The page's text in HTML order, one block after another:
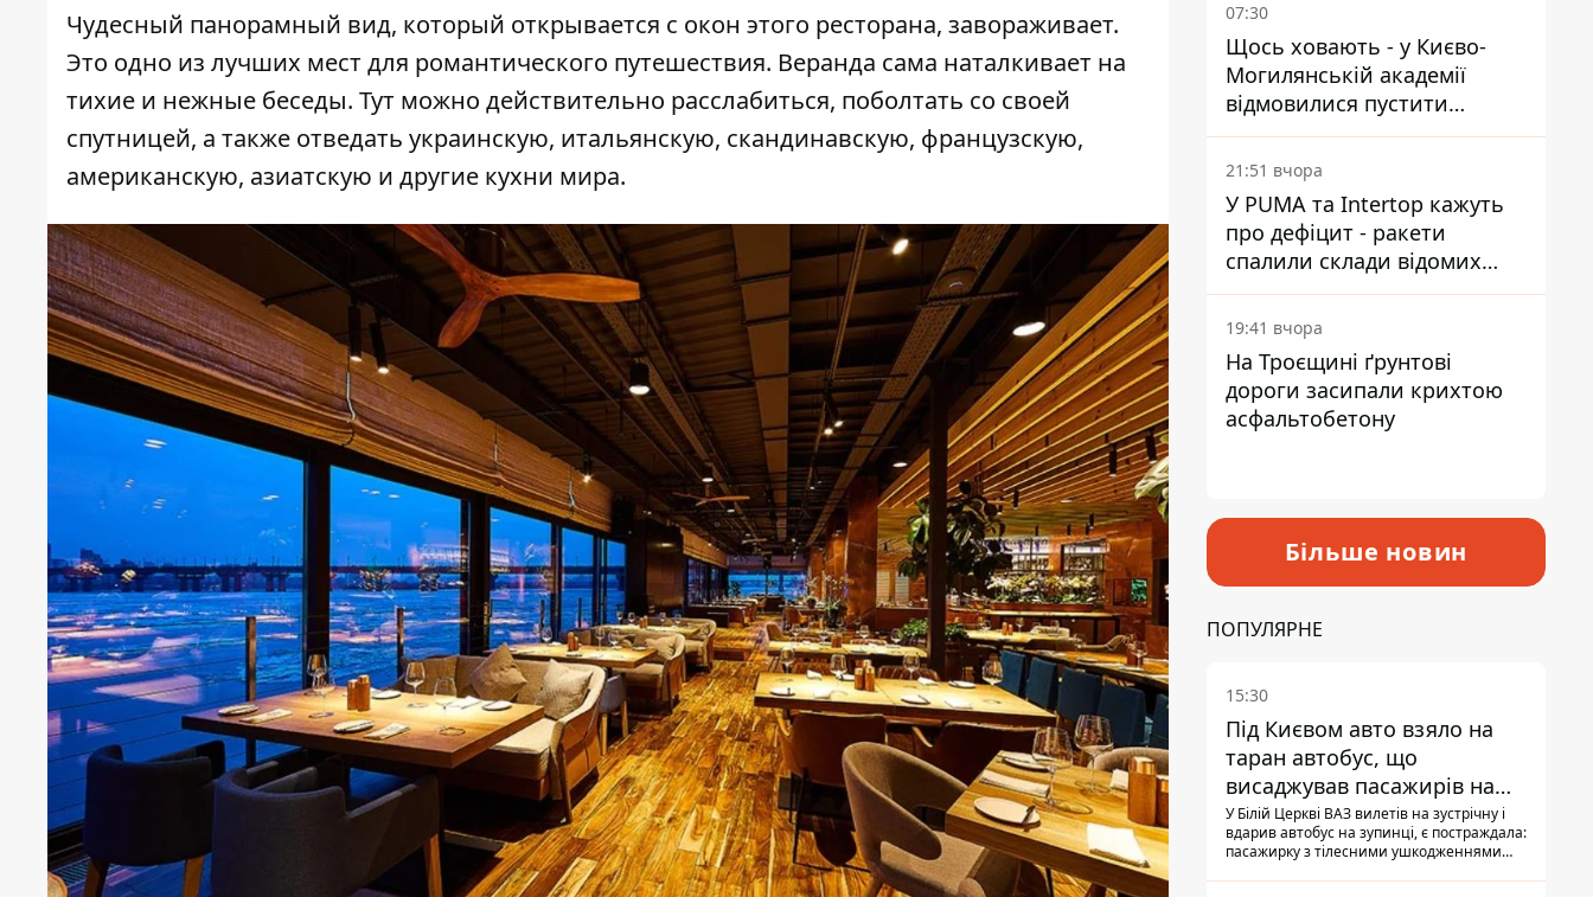
Чудесный панорамный вид, который открывается с окон этого ресторана, завораживает.
Это одно из лучших мест для романтического путешествия. Веранда сама наталкивает на
тихие и нежные беседы. Тут можно действительно расслабиться, поболтать со своей
спутницей, а также отведать украинскую, итальянскую, скандинавскую, французскую,
американскую, азиатскую и другие кухни мира.
07:30
Щось ховають - у Києво-
Могилянській академії
відмовилися пустити
комісію з охорони пам'яток
на територію
21:51 вчора
У PUMA та Intertop кажуть
про дефіцит - ракети
спалили склади відомих
брендів
19:41 вчора
На Троєщині ґрунтові
дороги засипали крихтою
асфальтобетону
Більше новин
ПОПУЛЯРНЕ
15:30
Під Києвом авто взяло на
таран автобус, що
висаджував пасажирів на
зупинці - пасажирка в
лікарні
У Білій Церкві ВАЗ вилетів на зустрічну і
вдарив автобус на зупинці, є постраждала:
пасажирку з тілесними ушкодженнями